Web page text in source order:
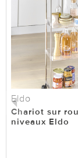
Eldo
Chariot sur
niveaux Eldo